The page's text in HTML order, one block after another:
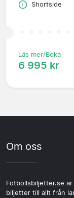
Shortside
Läs mer/Boka
6 995 kr
Om oss
Fotbollsbiljetter.se
biljetter till allt från